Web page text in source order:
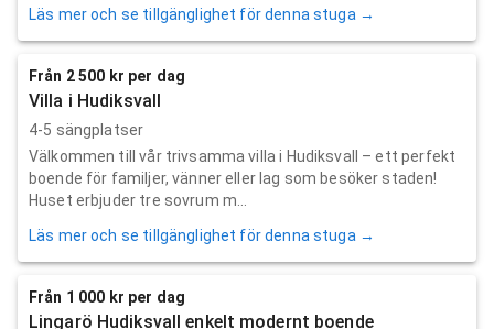
Läs mer och se tillgänglighet för denna stuga →
Från 2 500 kr per dag
Villa i Hudiksvall
4-5 sängplatser
Välkommen till vår trivsamma villa i Hudiksvall – ett perfekt
boende för familjer, vänner eller lag som besöker staden!
Huset erbjuder tre sovrum m...
Läs mer och se tillgänglighet för denna stuga →
Från 1 000 kr per dag
Lingarö Hudiksvall enkelt modernt boende